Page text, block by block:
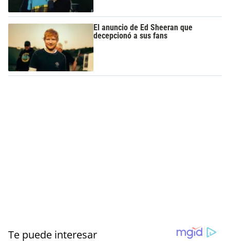
El anuncio de Ed Sheeran que
decepcionó a sus fans